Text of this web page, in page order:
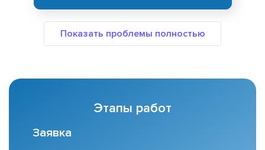
Этапы работ
Заявка